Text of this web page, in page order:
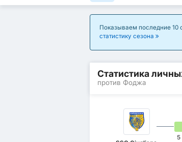
Показываем последние 10
статистику сезона
Статистика
против Фоджа
5